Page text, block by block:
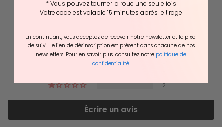
4.81 sur 5
Basé sur 5512 avis
4481
1004
2
Écrire un avis
* Vous pouvez tourner la roue une seule fois
Votre code est valable 15 minutes après le tirage
En continuant, vous acceptez de recevoir notre newsletter et le pixel
de suivi. Le lien de désinscription est présent dans chacune de nos
newsletters. Pour en savoir plus, consultez notre politique de
confidentialité.